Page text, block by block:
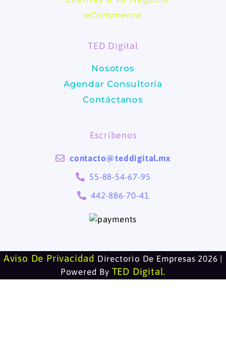
b
o
k
a
r
a
m
eCommerce
TED Digital
Nosotros
Agendar Consultoría
Contáctanos
Escríbenos
contacto@teddigital.mx
55-88-54-67-95
442-886-70-41
Aviso De Privacidad Directorio De Empresas 2026 |
Powered By TED Digital.